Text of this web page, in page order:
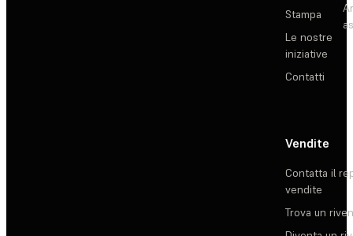
Stampa
Le nostre
iniziative
Contatti
Vendite
Contatta il
vendite
Trova un